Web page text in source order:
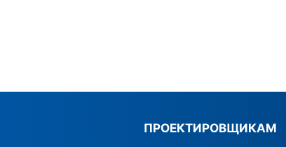
ПРОЕКТИРОВЩИКАМ